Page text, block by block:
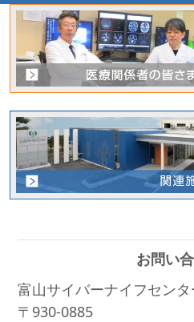
お問い
富山サイバーナイフセンタ
〒930-0885